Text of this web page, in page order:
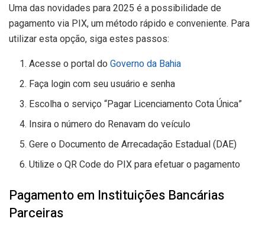
Uma das novidades para 2025 é a possibilidade de
pagamento via PIX, um método rápido e conveniente. Para
utilizar esta opção, siga estes passos:
Acesse o portal doGoverno da Bahia
Faça login com seu usuário e senha
Escolha o serviço “Pagar Licenciamento Cota Única”
Insira o número do Renavam do veículo
Gere o Documento de Arrecadação Estadual (DAE)
Utilize o QR Code do PIX para efetuar o pagamento
Pagamento em Instituições Bancárias
Parceiras